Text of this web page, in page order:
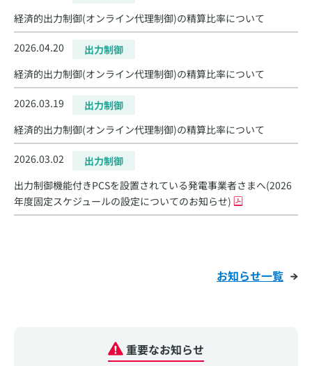
経済的出力制御(オンライン代理制御)の精算比率について
2026.04.20
出力制御
経済的出力制御(オンライン代理制御)の精算比率について
2026.03.19
出力制御
経済的出力制御(オンライン代理制御)の精算比率について
2026.03.02
出力制御
出力制御機能付きPCSを設置されている発電事業者さまへ(2026
年度固定スケジュールの設定についてのお知らせ)
お知らせ一覧
重要なお知らせ